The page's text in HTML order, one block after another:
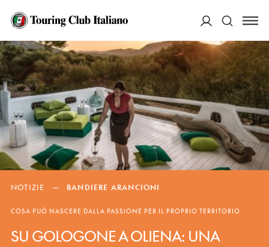
Cerca
NOTIZIE — BANDIERE ARANCIONI
COSA PUÒ NASCERE DALLA PASSIONE PER IL PROPRIO TERRITORIO
SU GOLOGONE A OLIENA: UNA